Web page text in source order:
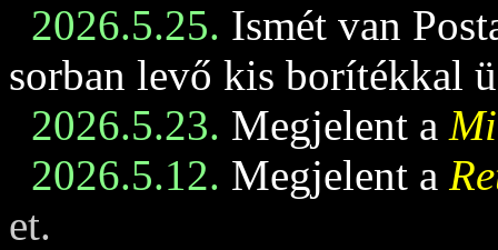
2026.5.25. Ismét van
sorban levő kis borítékkal
2026.5.23. Megjelent a
2026.5.12. Megjelent a
et.